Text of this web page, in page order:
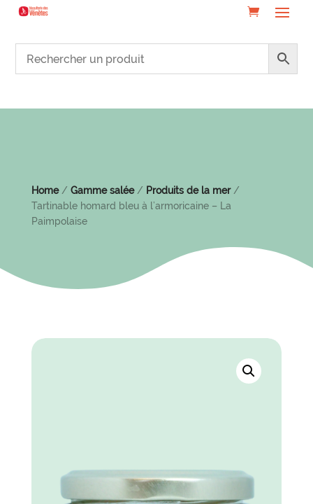
Home/ Gamme salée/ Produits de la mer/
Tartinable homard bleu à l’armoricaine – La
Paimpolaise